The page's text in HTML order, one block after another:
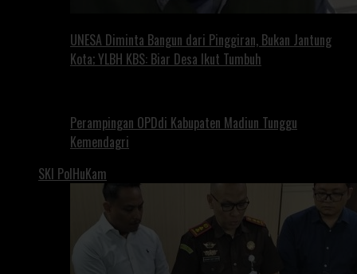
UNESA Diminta Bangun dari Pinggiran, Bukan Jantung
Kota; YLBH KBS: Biar Desa Ikut Tumbuh
Perampingan OPDdi Kabupaten Madiun Tunggu
Kemendagri
SKI PolHuKam